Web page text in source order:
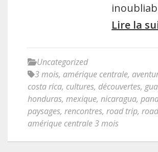
Lire la
Uncategorized
3 mois, amérique centrale,
costa rica, cultures, découvertes,
honduras, mexique, nicaragua,
paysages, rencontres, road trip,
amérique centrale 3 mois